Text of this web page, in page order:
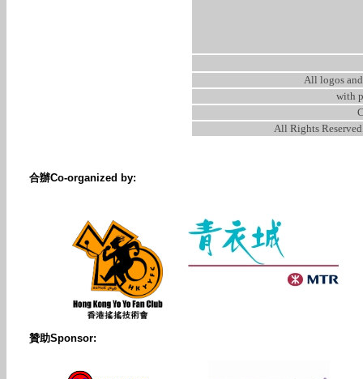
All logos and
with
All Rights
合辦Co-organized by:
贊助Sponsor: